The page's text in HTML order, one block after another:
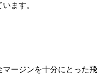
ます。
ージンを十分にとった飛